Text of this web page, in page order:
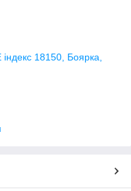
18150, Боярка,